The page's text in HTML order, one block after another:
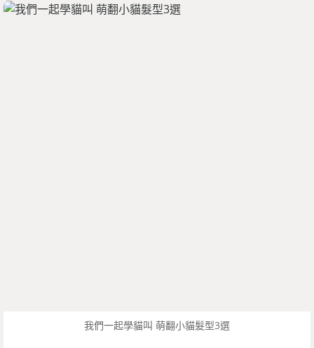
我們一起學貓叫 萌翻小貓髮型3選